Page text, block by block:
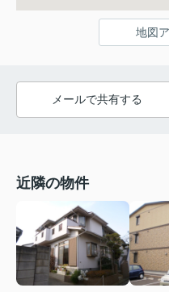
地図
メールで共有する
近隣の物件